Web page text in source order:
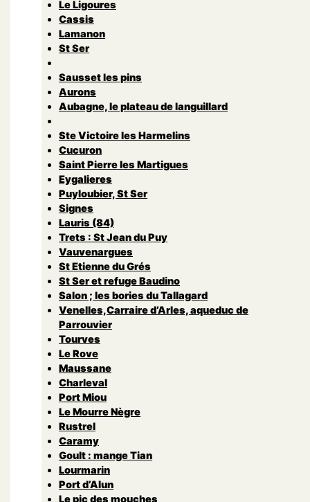
Le Ligoures
Cassis
Lamanon
St Ser
Sausset les pins
Aurons
Aubagne, le plateau de languillard
Ste Victoire les Harmelins
Cucuron
Saint Pierre les Martigues
Eygalieres
Puyloubier, St Ser
Signes
Lauris (84)
Trets : St Jean du Puy
Vauvenargues
St Etienne du Grés
St Ser et refuge Baudino
Salon ; les bories du Tallagard
Venelles,Carraire d’Arles, aqueduc de
Parrouvier
Tourves
Le Rove
Maussane
Charleval
Port Miou
Le Mourre Nègre
Rustrel
Caramy
Goult : mange Tian
Lourmarin
Port d’Alun
Le pic des mouches